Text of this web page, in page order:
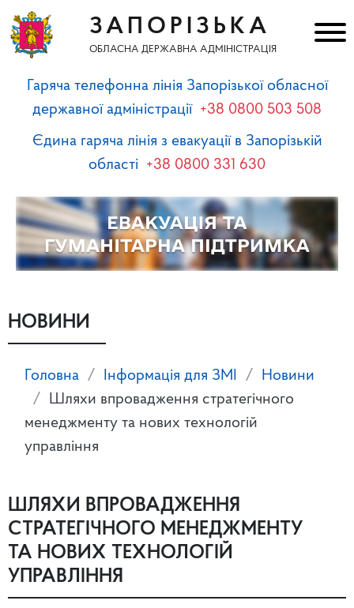
ЗАПОРІЗЬКА
ОБЛАСНА ДЕРЖАВНА АДМІНІСТРАЦІЯ
Гаряча телефонна лінія Запорізької обласної
державної адміністрації +38 0800 503 508
Єдина гаряча лінія з евакуації в Запорізькій
області +38 0800 331 630
НОВИНИ
Головна Інформація для ЗМІ
Новини
Шляхи впровадження стратегічного
менеджменту та нових технологій
управління
ШЛЯХИ ВПРОВАДЖЕННЯ
СТРАТЕГІЧНОГО МЕНЕДЖМЕНТУ
ТА НОВИХ ТЕХНОЛОГІЙ
УПРАВЛІННЯ